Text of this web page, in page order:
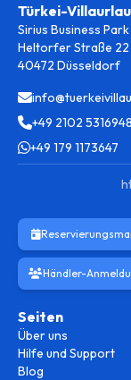
Türkei-
Sirius Business
Heltorfer Straße 22
40472 Düsseldorf
+49 2102 5316948
+49 179 1173647
Händler-
Seiten
Über uns
Hilfe und Support
Blog